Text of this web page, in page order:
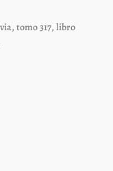
tomo 317, libro